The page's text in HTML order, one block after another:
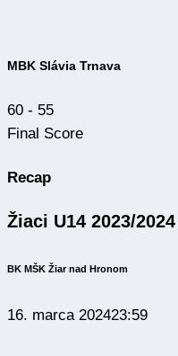
MBK Slávia Trnava
60 - 55
Final Score
Recap
Žiaci U14 2023/2024
BK MŠK Žiar nad Hronom
16. marca 202423:59